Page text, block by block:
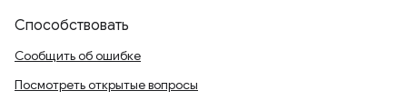
Способствовать
Сообщить об ошибке
Посмотреть открытые вопросы